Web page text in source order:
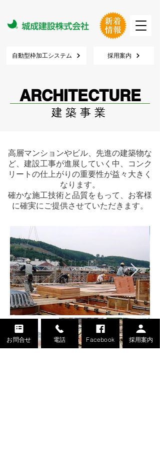
採用案内
自動型枠加工システム
ARCHITECTURE
建築事業
高層マンションやビル、先進の建築物な
ど、建設工事が進展していく中、コンク
リートの仕上がりの重要性が益々大きく
なります。
確かな施工技術と品質をもって、お客様
に確実にご提供させていただきます。
お問合せ 電話 Facebook 採用案内